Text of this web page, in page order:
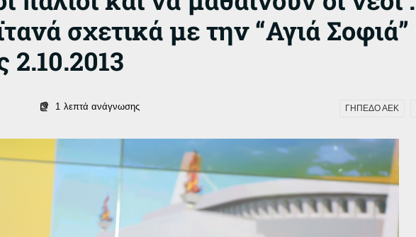
σχετικά με την “Αγιά
2.10.2013
1 λεπτά ανάγνωσης ΓΗΠΕΔΟ ΑΕΚ